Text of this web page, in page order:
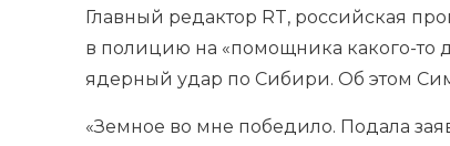
Главный редактор RT, российская
в полицию на «помощника какого-то
ядерный удар по Сибири. Об этом
«Земное во мне победило. Подала